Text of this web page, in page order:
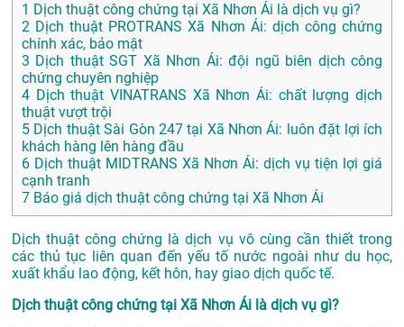
1 Dịch thuật công chứng tại Xã Nhơn Ái là dịch vụ gì?
2 Dịch thuật PROTRANS Xã Nhơn Ái: dịch công chứng
chính xác, bảo mật
3 Dịch thuật SGT Xã Nhơn Ái: đội ngũ biên dịch công
chứng chuyên nghiệp
4 Dịch thuật VINATRANS Xã Nhơn Ái: chất lượng dịch
thuật vượt trội
5 Dịch thuật Sài Gòn 247 tại Xã Nhơn Ái: luôn đặt lợi ích
khách hàng lên hàng đầu
6 Dịch thuật MIDTRANS Xã Nhơn Ái: dịch vụ tiện lợi giá
cạnh tranh
7 Báo giá dịch thuật công chứng tại Xã Nhơn Ái
Dịch thuật công chứng là dịch vụ vô cùng cần thiết trong
các thủ tục liên quan đến yếu tố nước ngoài như du học,
xuất khẩu lao động, kết hôn, hay giao dịch quốc tế.
Dịch thuật công chứng tại Xã Nhơn Ái là dịch vụ gì?